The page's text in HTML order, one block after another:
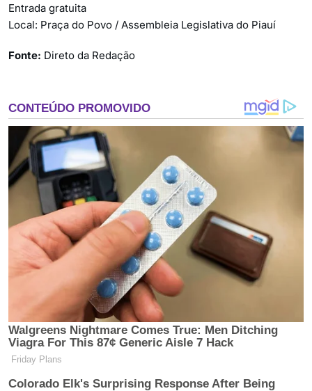
Entrada gratuita
Local: Praça do Povo / Assembleia Legislativa do Piauí
Fonte: Direto da Redação